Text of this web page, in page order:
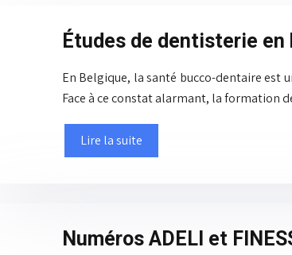
Études de dentisterie en
En Belgique, la santé bucco-dentaire est
Face à ce constat alarmant, la formation
Lire la suite
Numéros ADELI et